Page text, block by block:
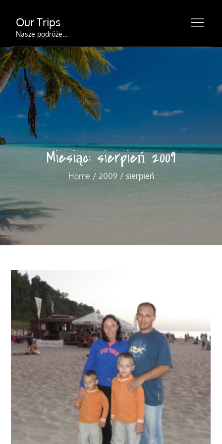
content
Our Trips
Nasze podróże…
Miesiąc:sierpień 2009
Home 2009 sierpień